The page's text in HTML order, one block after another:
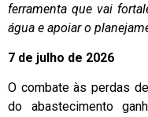
ferramenta que vai
água e apoiar o
7 de julho de 2026
O combate às perdas
do abastecimento